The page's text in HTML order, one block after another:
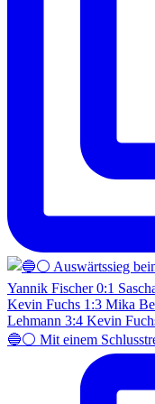
🔵⚪️ Mit einem